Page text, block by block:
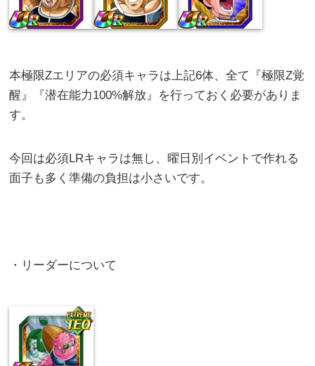
本極限Zエリアの必須キャラは上記6体、全て『極限Z覚
醒』『潜在能力100%解放』を行っておく必要がありま
す。
今回は必須LRキャラは無し、曜日別イベントで作れる
面子も多く準備の負担は小さいです。
・リーダーについて